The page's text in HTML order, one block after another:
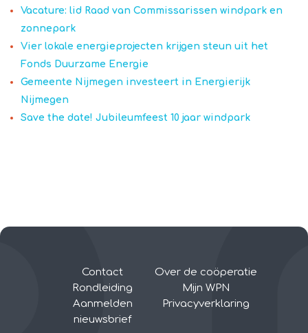
Vacature: lid Raad van Commissarissen windpark en
zonnepark
Vier lokale energieprojecten krijgen steun uit het
Fonds Duurzame Energie
Gemeente Nijmegen investeert in Energierijk
Nijmegen
Save the date! Jubileumfeest 10 jaar windpark
Contact
Rondleiding
Aanmelden
nieuwsbrief
Over de coöperatie
Mijn WPN
Privacyverklaring